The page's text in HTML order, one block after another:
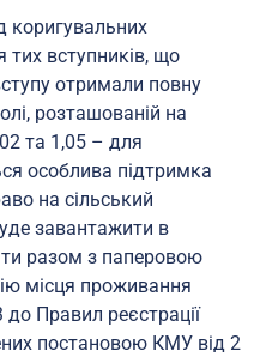
коригувальних
тих вступників, що
отримали повну
розташованій на
та 1,05 – для
особлива підтримка
на сільський
завантажити в
разом з паперовою
місця проживання
Правил реєстрації
постановою КМУ від 2